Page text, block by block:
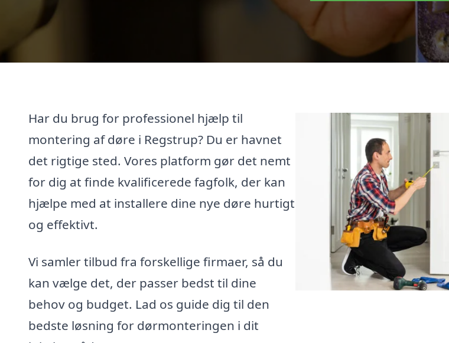
Har du brug for professionel hjælp til
montering af døre i Regstrup? Du er havnet
det rigtige sted. Vores platform gør det nemt
for dig at finde kvalificerede fagfolk, der kan
hjælpe med at installere dine nye døre hurtigt
og effektivt.
Vi samler tilbud fra forskellige firmaer, så du
kan vælge det, der passer bedst til dine
behov og budget. Lad os guide dig til den
bedste løsning for dørmonteringen i dit